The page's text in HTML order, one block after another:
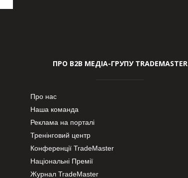
ПРО В2В МЕДІА-ГРУПУ TRADEMASTER
Про нас
Наша команда
Реклама на порталі
Тренінговий центр
Конференції TradeMaster
Національні Премії
Журнал TradeMaster